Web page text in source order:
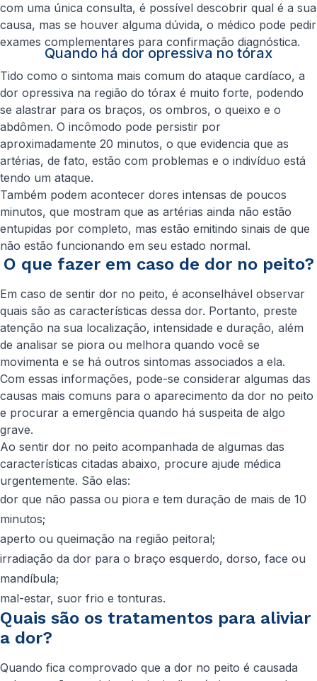
com uma única consulta, é possível descobrir qual é a sua
causa, mas se houver alguma dúvida, o médico pode pedir
exames complementares para confirmação diagnóstica.
Quando há dor opressiva no tórax
Tido como o sintoma mais comum do ataque cardíaco, a
dor opressiva na região do tórax é muito forte, podendo
se alastrar para os braços, os ombros, o queixo e o
abdômen. O incômodo pode persistir por
aproximadamente 20 minutos, o que evidencia que as
artérias, de fato, estão com problemas e o indivíduo está
tendo um ataque.
Também podem acontecer dores intensas de poucos
minutos, que mostram que as artérias ainda não estão
entupidas por completo, mas estão emitindo sinais de que
não estão funcionando em seu estado normal.
O que fazer em caso de dor no peito?
Em caso de sentir dor no peito, é aconselhável observar
quais são as características dessa dor. Portanto, preste
atenção na sua localização, intensidade e duração, além
de analisar se piora ou melhora quando você se
movimenta e se há outros sintomas associados a ela.
Com essas informações, pode-se considerar algumas das
causas mais comuns para o aparecimento da dor no peito
e procurar a emergência quando há suspeita de algo
grave.
Ao sentir dor no peito acompanhada de algumas das
características citadas abaixo, procure ajude médica
urgentemente. São elas:
dor que não passa ou piora e tem duração de mais de 10
minutos;
aperto ou queimação na região peitoral;
irradiação da dor para o braço esquerdo, dorso, face ou
mandíbula;
mal-estar, suor frio e tonturas.
Quais são os tratamentos para aliviar
a dor?
Quando fica comprovado que a dor no peito é causada